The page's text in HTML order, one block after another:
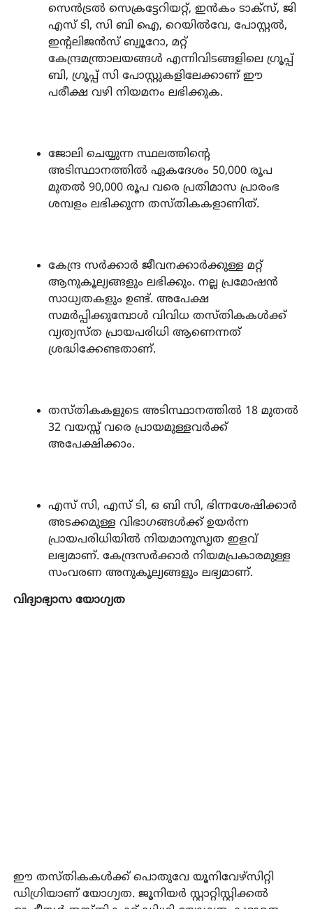
സെൻട്രൽ സെക്രട്ടേറിയറ്റ്, ഇൻകം ടാക്‌സ്, ജി
എസ് ടി, സി ബി ഐ, റെയിൽവേ, പോസ്റ്റൽ,
ഇന്റലിജൻസ് ബ്യൂറോ, മറ്റ്
കേന്ദ്രമന്ത്രാലയങ്ങൾ എന്നിവിടങ്ങളിലെ ഗ്രൂപ്പ്
ബി, ഗ്രൂപ്പ് സി പോസ്റ്റുകളിലേക്കാണ് ഈ
പരീക്ഷ വഴി നിയമനം ലഭിക്കുക.
ജോലി ചെയ്യുന്ന സ്ഥലത്തിന്റെ
അടിസ്ഥാനത്തിൽ ഏകദേശം 50,000 രൂപ
മുതൽ 90,000 രൂപ വരെ പ്രതിമാസ പ്രാരംഭ
ശമ്പളം ലഭിക്കുന്ന തസ്തികകളാണിത്.
കേന്ദ്ര സർക്കാർ ജീവനക്കാർക്കുള്ള മറ്റ്
ആനുകൂല്യങ്ങളും ലഭിക്കും. നല്ല പ്രമോഷൻ
സാധ്യതകളും ഉണ്ട്. അപേക്ഷ
സമർപ്പിക്കുമ്പോൾ വിവിധ തസ്തികകൾക്ക്
വ്യത്യസ്ത പ്രായപരിധി ആണെന്നത്
ശ്രദ്ധിക്കേണ്ടതാണ്.
തസ്തികകളുടെ അടിസ്ഥാനത്തിൽ 18 മുതൽ
32 വയസ്സ് വരെ പ്രായമുള്ളവർക്ക്
അപേക്ഷിക്കാം.
എസ് സി, എസ് ടി, ഒ ബി സി, ഭിന്നശേഷിക്കാർ
അടക്കമുള്ള വിഭാഗങ്ങൾക്ക് ഉയർന്ന
പ്രായപരിധിയിൽ നിയമാനുസൃത ഇളവ്
ലഭ്യമാണ്. കേന്ദ്രസർക്കാർ നിയമപ്രകാരമുള്ള
സംവരണ അനുകൂല്യങ്ങളും ലഭ്യമാണ്.
വിദ്യാഭ്യാസ യോഗ്യത
ഈ തസ്തികകൾക്ക് പൊതുവേ യൂനിവേഴ്‌സിറ്റി
ഡിഗ്രിയാണ് യോഗ്യത. ജൂനിയർ സ്റ്റാറ്റിസ്റ്റിക്കൽ